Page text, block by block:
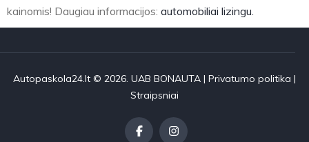
kainomis! Daugiau informacijos: automobiliai lizingu.
Autopaskola24.lt © 2026. UAB BONAUTA | Privatumo politika |
Straipsniai